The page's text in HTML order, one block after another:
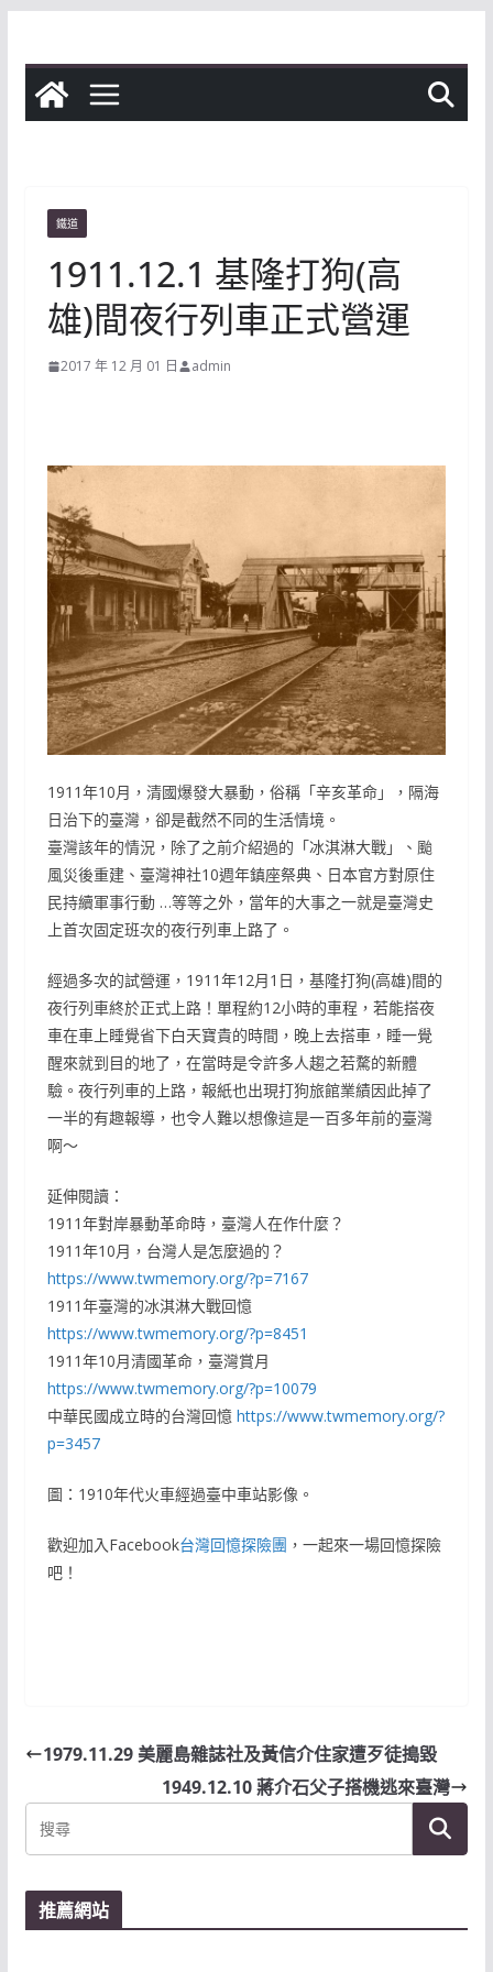
content
鐵道
1911.12.1 基隆打狗(高
雄)間夜行列車正式營運
2017 年 12 月 01 日 admin
1911年10月，清國爆發大暴動，俗稱「辛亥革命」，隔海
日治下的臺灣，卻是截然不同的生活情境。
臺灣該年的情況，除了之前介紹過的「冰淇淋大戰」、颱
風災後重建、臺灣神社10週年鎮座祭典、日本官方對原住
民持續軍事行動 …等等之外，當年的大事之一就是臺灣史
上首次固定班次的夜行列車上路了。
經過多次的試營運，1911年12月1日，基隆打狗(高雄)間的
夜行列車終於正式上路！單程約12小時的車程，若能搭夜
車在車上睡覺省下白天寶貴的時間，晚上去搭車，睡一覺
醒來就到目的地了，在當時是令許多人趨之若騖的新體
驗。夜行列車的上路，報紙也出現打狗旅館業績因此掉了
一半的有趣報導，也令人難以想像這是一百多年前的臺灣
啊～
延伸閱讀：
1911年對岸暴動革命時，臺灣人在作什麼？
1911年10月，台灣人是怎麼過的？
https://www.twmemory.org/?p=7167
1911年臺灣的冰淇淋大戰回憶
https://www.twmemory.org/?p=8451
1911年10月清國革命，臺灣賞月
https://www.twmemory.org/?p=10079
中華民國成立時的台灣回憶 https://www.twmemory.org/?
p=3457
圖：1910年代火車經過臺中車站影像。
歡迎加入Facebook台灣回憶探險團 ，一起來一場回憶探險
吧！
1979.11.29 美麗島雜誌社及黃信介住家遭歹徒搗毀
1949.12.10 蔣介石父子搭機逃來臺灣
推薦網站